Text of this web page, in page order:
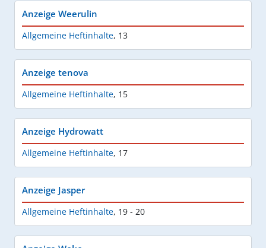
Anzeige Weerulin
Allgemeine Heftinhalte, 13
Anzeige tenova
Allgemeine Heftinhalte, 15
Anzeige Hydrowatt
Allgemeine Heftinhalte, 17
Anzeige Jasper
Allgemeine Heftinhalte, 19 - 20